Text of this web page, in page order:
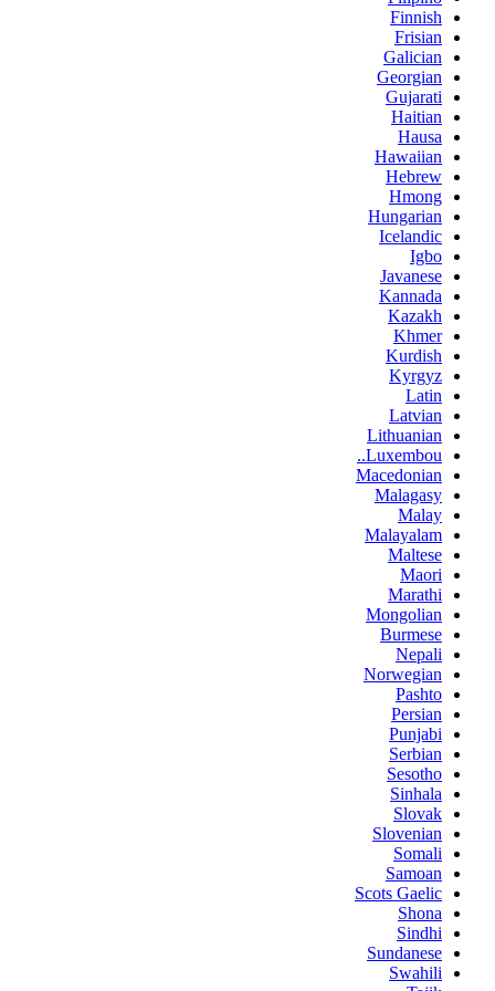
Finnish
Frisian
Galician
Georgian
Gujarati
Haitian
Hausa
Hawaiian
Hebrew
Hmong
Hungarian
Icelandic
Igbo
Javanese
Kannada
Kazakh
Khmer
Kurdish
Kyrgyz
Latin
Latvian
Lithuanian
Luxembou..
Macedonian
Malagasy
Malay
Malayalam
Maltese
Maori
Marathi
Mongolian
Burmese
Nepali
Norwegian
Pashto
Persian
Punjabi
Serbian
Sesotho
Sinhala
Slovak
Slovenian
Somali
Samoan
Scots Gaelic
Shona
Sindhi
Sundanese
Swahili